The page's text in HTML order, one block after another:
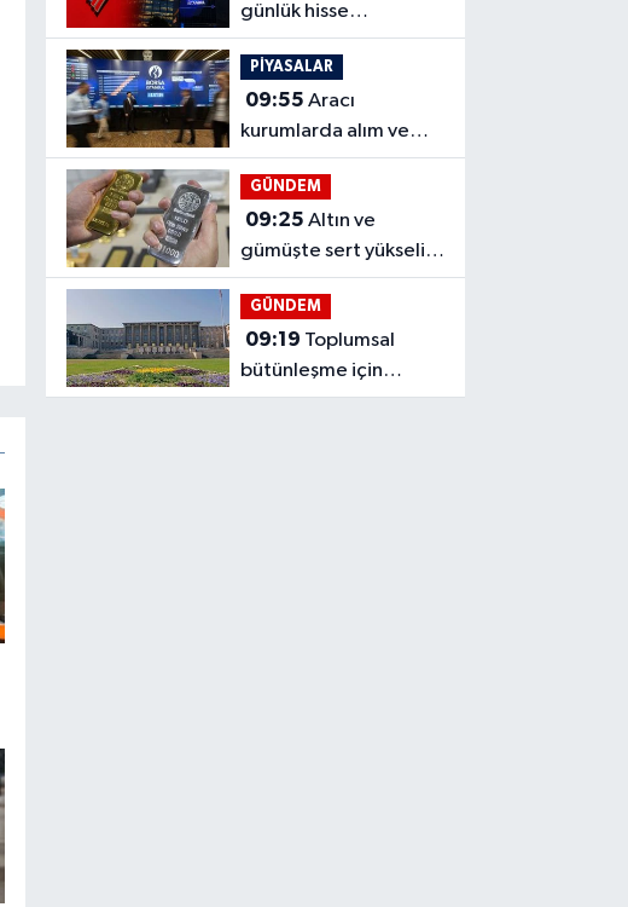
günlük hisse
trafiğinde satışlar ağır
bastı
PİYASALAR
09:55 Aracı
kurumlarda alım ve
satım tarafında kimler
öne çıktı?
GÜNDEM
09:25 Altın ve
gümüşte sert yükseliş,
beş gelişme ralliyi
besledi
GÜNDEM
09:19
bütünleşme için
çerçeve yasa